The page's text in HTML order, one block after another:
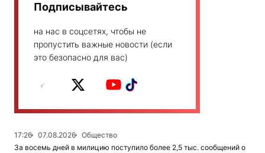
Подписывайтесь
на нас в соцсетях, чтобы не
пропустить важные новости (если
это безопасно для вас)
17:26 07.08.2026
Общество
За восемь дней в милицию поступило более 2,5 тыс. сообщений о